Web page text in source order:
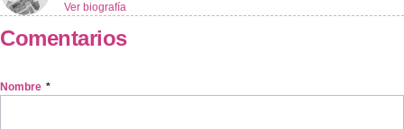
Ver biografía
Comentarios
Nombre *